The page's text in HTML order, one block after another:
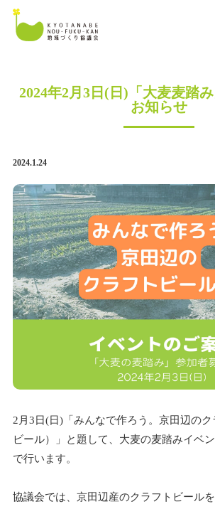
2024年2月3日(日)「大麦麦踏
お知らせ
2024.1.24
2月3日(日)「みんなで作ろう。京田辺の
ビール）」と題して、大麦の麦踏みイベ
で行います。
協議会では、京田辺産のクラフトビール